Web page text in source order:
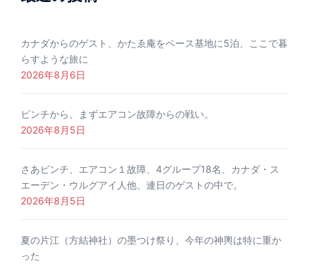
カナダからのゲスト、かたゑ庵をベース基地に5泊、ここで暮
らすような旅に
2026年8月6日
ピンチから。まずエアコン故障からの戦い。
2026年8月5日
さあピンチ、エアコン１故障、4グループ18名、カナダ・ス
エーデン・ウルグアイ人他、連日のゲストの中で。
2026年8月5日
夏の片江（方結神社）の墨つけ祭り、今年の神輿は特に重か
った